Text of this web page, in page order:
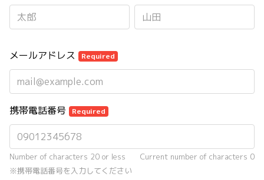
メールアドレス Required
携帯電話番号 Required
Number of characters 20 or less Current number of characters 0
※携帯電話番号を入力してください